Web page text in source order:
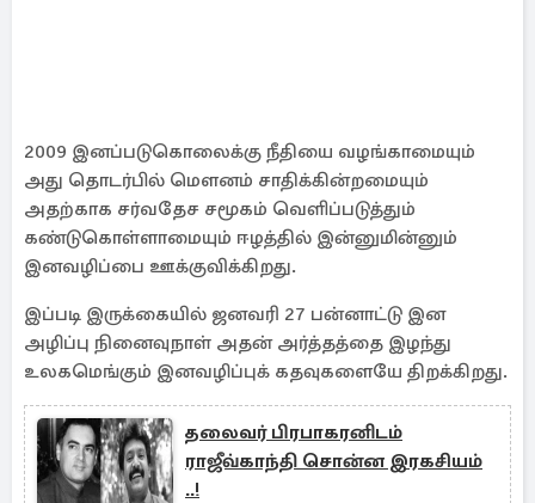
2009 இனப்படுகொலைக்கு நீதியை வழங்காமையும்
அது தொடர்பில் மௌனம் சாதிக்கின்றமையும்
அதற்காக சர்வதேச சமூகம் வெளிப்படுத்தும்
கண்டுகொள்ளாமையும் ஈழத்தில் இன்னுமின்னும்
இனவழிப்பை ஊக்குவிக்கிறது.
இப்படி இருக்கையில் ஜனவரி 27 பன்னாட்டு இன
அழிப்பு நினைவுநாள் அதன் அர்த்தத்தை இழந்து
உலகமெங்கும் இனவழிப்புக் கதவுகளையே திறக்கிறது.
தலைவர் பிரபாகரனிடம்
ராஜீவ்காந்தி சொன்ன இரகசியம்
..!